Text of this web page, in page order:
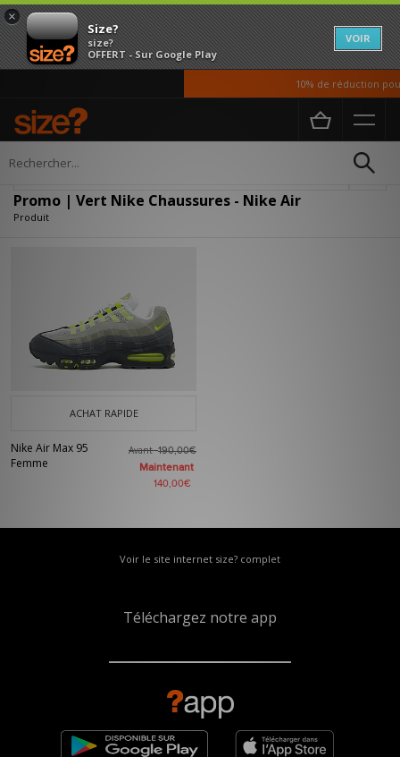
×
Size?
size?
OFFERT - Sur Google Play
VOIR
10% de réduction
Accueil Femme
Promo | Vert Nike Chaussures - Nike Air
Produit
ACHAT RAPIDE
Nike Air Max 95
Femme
Avant190,00€
Maintenant
140,00€
Voir le site internet size? complet
Téléchargez notre app